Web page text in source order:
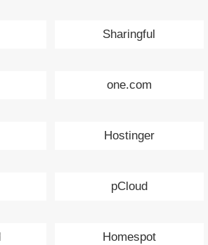
Sharingful
one.com
Hostinger
pCloud
Homespot